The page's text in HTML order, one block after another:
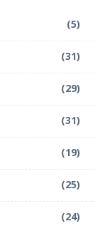
(5)
(31)
(29)
(31)
(19)
(25)
(24)